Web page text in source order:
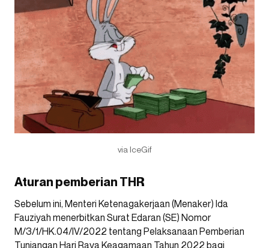
via IceGif
Aturan pemberian THR
Sebelum ini, Menteri Ketenagakerjaan (Menaker) Ida
Fauziyah menerbitkan Surat Edaran (SE) Nomor
M/3/1/HK.04/IV/2022 tentang Pelaksanaan Pemberian
Tunjangan Hari Raya Keagamaan Tahun 2022 bagi